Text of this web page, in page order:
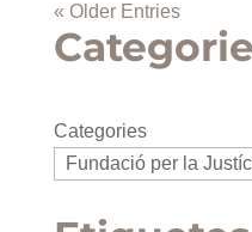
« Older Entries
Categories